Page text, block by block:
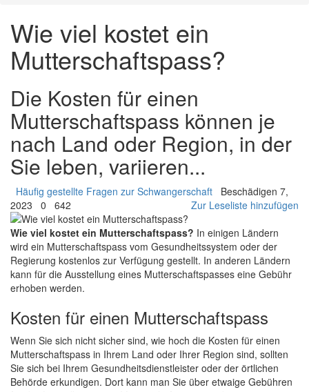
Wie viel kostet ein
Mutterschaftspass?
Die Kosten für einen
Mutterschaftspass können je
nach Land oder Region, in der
Sie leben, variieren...
Häufig gestellte Fragen zur Schwangerschaft
Beschädigen 7,
2023
0 642
Zur Leseliste hinzufügen
Wie viel kostet ein Mutterschaftspass? In einigen Ländern
wird ein Mutterschaftspass vom Gesundheitssystem oder der
Regierung kostenlos zur Verfügung gestellt. In anderen Ländern
kann für die Ausstellung eines Mutterschaftspasses eine Gebühr
erhoben werden.
Kosten für einen Mutterschaftspass
Wenn Sie sich nicht sicher sind, wie hoch die Kosten für einen
Mutterschaftspass in Ihrem Land oder Ihrer Region sind, sollten
Sie sich bei Ihrem Gesundheitsdienstleister oder der örtlichen
Behörde erkundigen. Dort kann man Sie über etwaige Gebühren